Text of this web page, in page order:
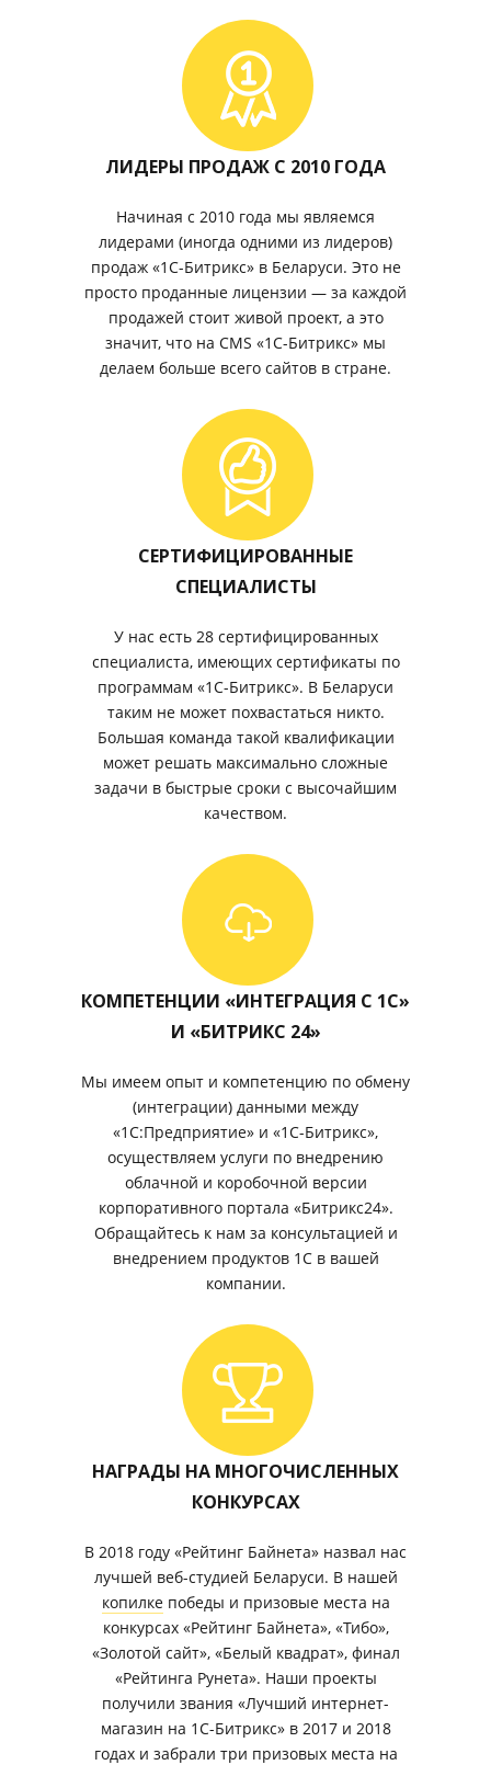
ЛИДЕРЫ ПРОДАЖ С 2010 ГОДА
Начиная с 2010 года мы являемся
лидерами (иногда одними из лидеров)
продаж «1С-Битрикс» в Беларуси. Это не
просто проданные лицензии — за каждой
продажей стоит живой проект, а это
значит, что на CMS «1С-Битрикс» мы
делаем больше всего сайтов в стране.
СЕРТИФИЦИРОВАННЫЕ
СПЕЦИАЛИСТЫ
У нас есть 28 сертифицированных
специалиста, имеющих сертификаты по
программам «1С-Битрикс». В Беларуси
таким не может похвастаться никто.
Большая команда такой квалификации
может решать максимально сложные
задачи в быстрые сроки с высочайшим
качеством.
КОМПЕТЕНЦИИ «ИНТЕГРАЦИЯ С 1С»
И «БИТРИКС 24»
Мы имеем опыт и компетенцию по обмену
(интеграции) данными между
«1С:Предприятие» и «1С-Битрикс»,
осуществляем услуги по внедрению
облачной и коробочной версии
корпоративного портала «Битрикс24».
Обращайтесь к нам за консультацией и
внедрением продуктов 1С в вашей
компании.
НАГРАДЫ НА МНОГОЧИСЛЕННЫХ
КОНКУРСАХ
В 2018 году «Рейтинг Байнета» назвал нас
лучшей веб-студией Беларуси. В нашей
копилкепобеды и призовые места на
конкурсах «Рейтинг Байнета», «Тибо»,
«Золотой сайт», «Белый квадрат», финал
«Рейтинга Рунета». Наши проекты
получили звания «Лучший интернет-
магазин на 1С-Битрикс» в 2017 и 2018
годах и забрали три призовых места на